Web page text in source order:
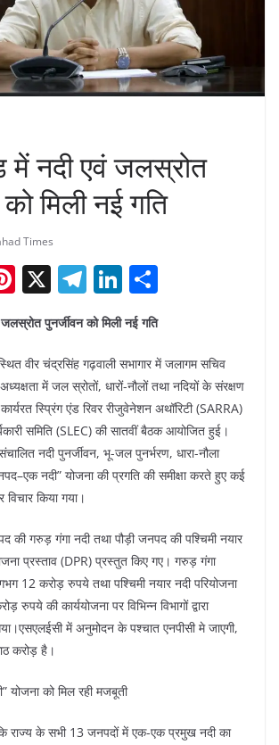
में नदी एवं जलस्रोत
मिली नई गति
Times
Pi
nt
er
e
st
X T
el
e
gr
a
m
Li
n
k
e
dI
n
e
पुनर्जीवन को मिली नई गति
वीर चंद्रसिंह गढ़वाली सभागार में जलागम सचिव
में जल स्रोतों, धारों-नौलों तथा नदियों के संरक्षण
स्प्रिंग एंड रिवर रीजुवेनेशन अथॉरिटी (SARRA)
समिति (SLEC) की सातवीं बैठक आयोजित हुई।
नदी पुनर्जीवन, भू-जल पुनर्भरण, धारा-नौला
नदी” योजना की प्रगति की समीक्षा करते हुए कई
विचार किया गया।
की गरुड़ गंगा नदी तथा पौड़ी जनपद की पश्चिमी नयार
प्रस्ताव (DPR) प्रस्तुत किए गए। गरुड़ गंगा
12 करोड़ रुपये तथा पश्चिमी नयार नदी परियोजना
रुपये की कार्ययोजना पर विभिन्न विभागों द्वारा
में अनुमोदन के पश्चात एनपीसी मे जाएगी,
करोड़ है।
योजना को मिल रही मजबूती
राज्य के सभी 13 जनपदों में एक-एक प्रमुख नदी का